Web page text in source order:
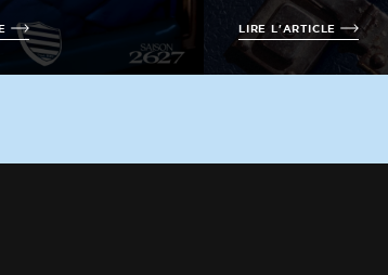
LIRE L'ARTICLE